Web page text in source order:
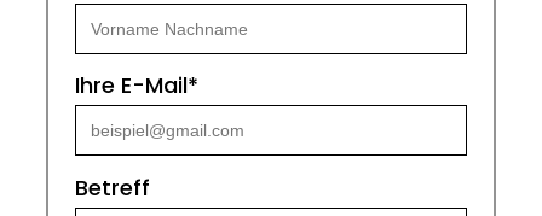
Ihre E-Mail*
Betreff